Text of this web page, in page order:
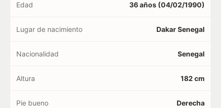
Edad 36 años (04/02/1990)
Lugar de nacimiento Dakar Senegal
Nacionalidad Senegal
Altura 182 cm
Pie bueno Derecha